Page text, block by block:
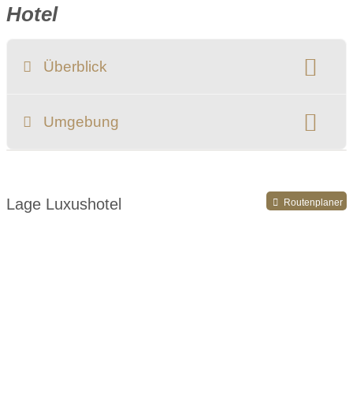
Hotel
Überblick
Umgebung
Lage Luxushotel Routenplaner